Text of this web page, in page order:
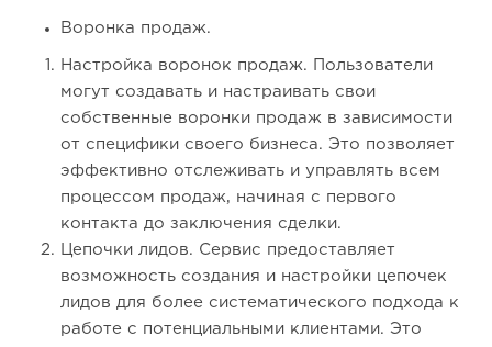
Воронка продаж.
Настройка воронок продаж. Пользователи
могут создавать и настраивать свои
собственные воронки продаж в зависимости
от специфики своего бизнеса. Это позволяет
эффективно отслеживать и управлять всем
процессом продаж, начиная с первого
контакта до заключения сделки.
Цепочки лидов. Сервис предоставляет
возможность создания и настройки цепочек
лидов для более систематического подхода к
работе с потенциальными клиентами. Это